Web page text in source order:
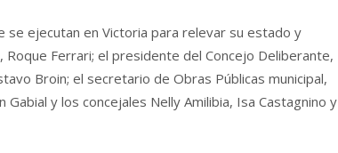
ejecutan en Victoria para relevar su estado y
Ferrari; el presidente del Concejo Deliberante,
Broin; el secretario de Obras Públicas municipal,
y los concejales Nelly Amilibia, Isa Castagnino y